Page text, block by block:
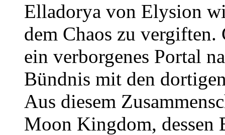
Elladorya von Elysion
dem Chaos zu
ein verborgenes Portal
Bündnis mit den
Aus diesem
Moon Kingdom, dessen